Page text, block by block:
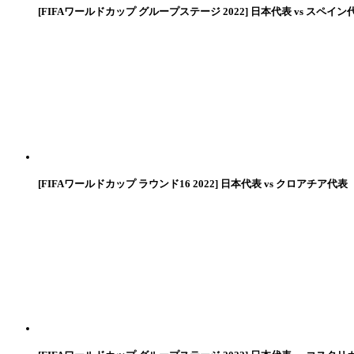
[FIFAワールドカップ グループステージ 2022] 日本代表 vs スペイン
[FIFAワールドカップ ラウンド16 2022] 日本代表 vs クロアチア代表